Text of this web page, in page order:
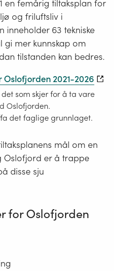
en femårig tiltaksplan for
og friluftsliv i
inneholder 63 tekniske
gi mer kunnskap om
tilstanden kan bedres.
2021-2026
som skjer for å ta vare
Oslofjorden.
det faglige grunnlaget.
mål om en
Oslofjord er å trappe
disse sju
for Oslofjorden